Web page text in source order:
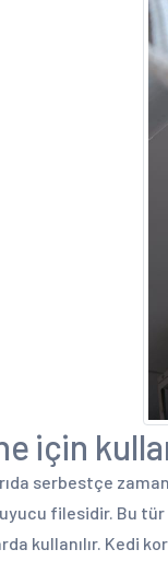
için
serbestçe
filesidir. Bu
kullanılır. Kedi